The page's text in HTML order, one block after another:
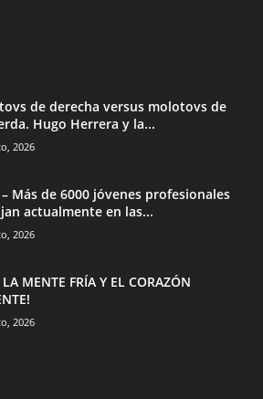
de derecha versus molotovs de
Hugo Herrera y la...
2026
Más de 6000 jóvenes profesionales
actualmente en las...
2026
LA MENTE FRÍA Y EL CORAZÓN
2026